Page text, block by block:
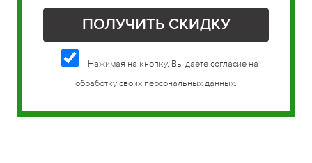
Нажимая на кнопку, Вы даете согласие на
обработку своих персональных данных.